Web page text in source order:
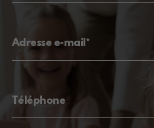
Adresse e-mail*
Téléphone